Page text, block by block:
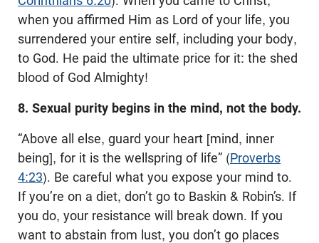
when you affirmed Him as Lord of your life, you
surrendered your entire self, including your body,
to God. He paid the ultimate price for it: the shed
blood of God Almighty!
8. Sexual purity begins in the mind, not the body.
“Above all else, guard your heart [mind, inner
being], for it is the wellspring of life” (Proverbs
4:23). Be careful what you expose your mind to.
If you’re on a diet, don’t go to Baskin & Robin’s. If
you do, your resistance will break down. If you
want to abstain from lust, you don’t go places